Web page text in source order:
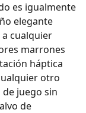
es igualmente
elegante
cualquier
marrones
háptica
otro
juego sin
de